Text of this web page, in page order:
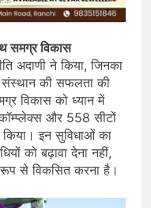
समग्र विकास
अदाणी ने किया, जिनका
संस्थान की सफलता की
विकास को ध्यान में
और 558 सीटों
इन सुविधाओं का
को बढ़ावा देना नहीं,
रूप से विकसित करना है।